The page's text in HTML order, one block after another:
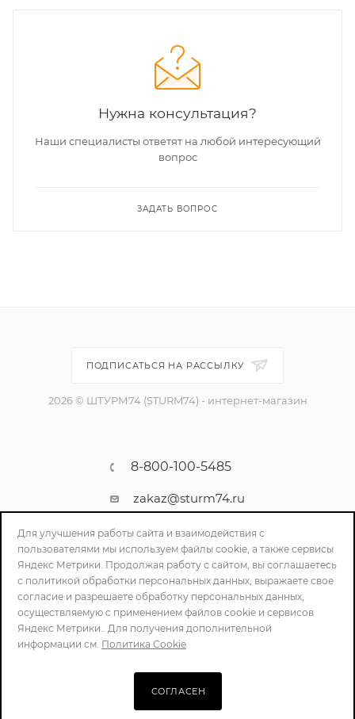
Нужна консультация?
Наши специалисты ответят на любой интересующий
вопрос
ЗАДАТЬ ВОПРОС
ПОДПИСАТЬСЯ НА РАССЫЛКУ
2026 © ШТУРМ74 (STURM74) - интернет-магазин
8-800-100-5485
zakaz@sturm74.ru
г. Челябинск, ул. Стартовая 34/1
ПОЛИТИКА КОНФИДЕНЦИАЛЬНОСТИ
Для улучшения работы сайта и взаимодействия с
пользователями мы используем файлы cookie, а также сервисы
Яндекс Метрики. Продолжая работу с сайтом, вы соглашаетесь
с политикой обработки персональных данных, выражаете свое
согласие и разрешаете обработку персональных данных,
осуществляемую с применением файлов cookie и сервисов
Яндекс Метрики.. Для получения дополнительной
информации см. Политика Cookie
СОГЛАСЕН